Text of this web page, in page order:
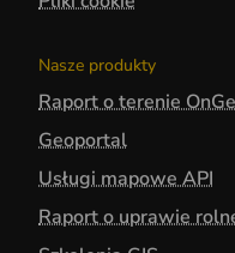
Nasze produkty
Raport o terenie
Geoportal
Usługi mapowe API
Raport o uprawie